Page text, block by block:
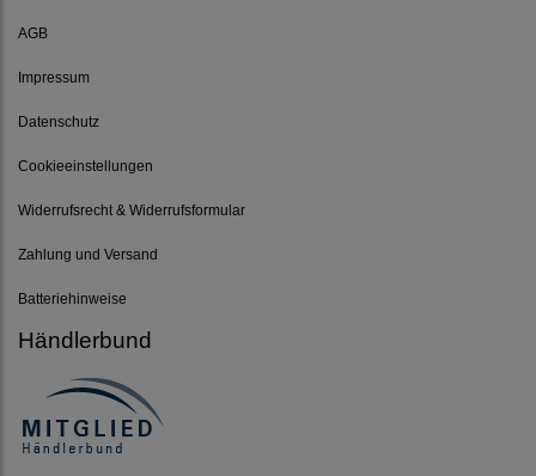
AGB
Impressum
Datenschutz
Cookieeinstellungen
Widerrufsrecht & Widerrufsformular
Zahlung und Versand
Batteriehinweise
Händlerbund